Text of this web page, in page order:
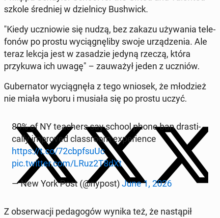
szkole śred­niej w dziel­ni­cy Bush­wick.
"Kiedy uczniowie się nudzą, bez zakazu uży­wa­nia tele­
fonów po prostu wyciągnęli­by swoje urządzenia. Ale
teraz lekcja jest w za­sadzie jedyną rzeczą, która
przykuwa ich uwagę" – za­uważył jeden z uczniów.
Gu­ber­na­tor wyciągnęła z tego wniosek, że młodzież
nie miała wyboru i musiała się po prostu uczyć.
80% of NY teach­ers say school phone ban dras­ti­
cal­ly im­proved class­room ex­pe­ri­ence
https://t.co/72cbpf­su­Uc
pic.twitter.com/LRuz2T8dXt
— New York Post (@nypost) June 1, 2026
Z ob­serwacji ped­a­gogów wynika też, że nastąpił